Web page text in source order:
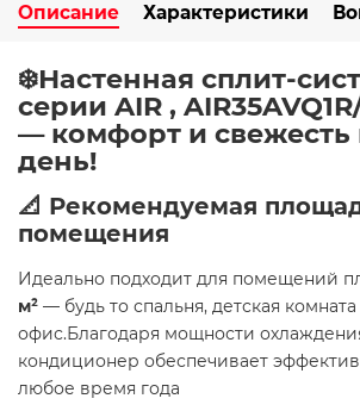
Описание Характеристики
❄️Настенная сплит-
серии AIR ,
— комфорт и
день!
📐 Рекомендуемая
помещения
Идеально подходит для помещений
м² — будь то спальня, детская
офис.Благодаря мощности
кондиционер обеспечивает
любое время года